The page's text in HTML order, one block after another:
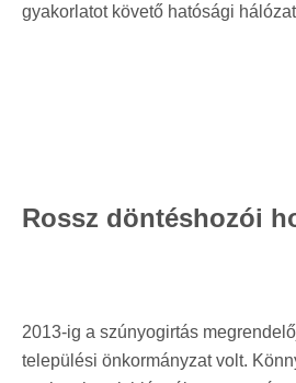
gyakorlatot követő hatósági
Rossz döntéshozói
2013-ig a szúnyogirtás
települési önkormányzat volt.